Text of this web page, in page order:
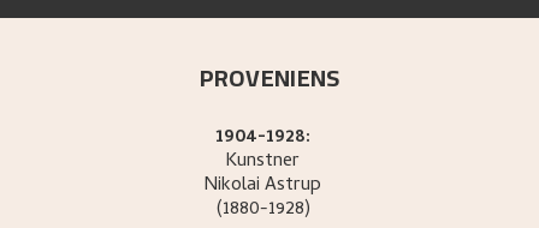
PROVENIENS
1904-1928:
Kunstner
NikolaiAstrup
(1880-1928)